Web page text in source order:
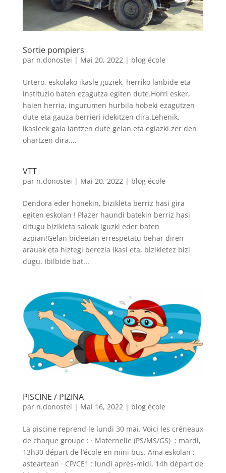
Sortie pompiers
par n.donostei | Mai 20, 2022| blog école
Urtero, eskolako ikasle guziek, herriko lanbide eta
instituzio baten ezagutza egiten dute.Horri esker,
haien herria, ingurumen hurbila hobeki ezagutzen
dute eta gauza berrieri idekitzen dira.Lehenik,
ikasleek gaia lantzen dute gelan eta egiazki zer den
ohartzen dira....
VTT
par n.donostei | Mai 20, 2022| blog école
Dendora eder honekin, bizikleta berriz hasi gira
egiten eskolan ! Plazer haundi batekin berriz hasi
ditugu bizikleta saioak iguzki eder baten
azpian!Gelan bideetan errespetatu behar diren
arauak eta hiztegi berezia ikasi eta, bizikletez bizi
dugu. Ibilbide bat...
PISCINE / PIZINA
par n.donostei | Mai 16, 2022| blog école
La piscine reprend le lundi 30 mai. Voici les créneaux
de chaque groupe : · Maternelle (PS/MS/GS) : mardi,
13h30 départ de l’école en mini bus. Ama eskolan :
asteartean · CP/CE1 : lundi après-midi, 14h départ de